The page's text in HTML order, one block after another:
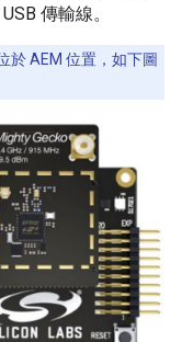
傳輸線。
於 AEM 位置，如下圖